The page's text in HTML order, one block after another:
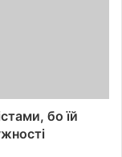
бо їй